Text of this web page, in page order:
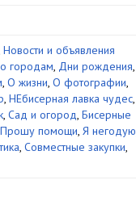
Новости и объявления
городам Дни рождения
О жизни О фотографии
НЕбисерная лавка чудес
Сад и огород Бисерные
Прошу помощи Я негодую
Совместные закупки